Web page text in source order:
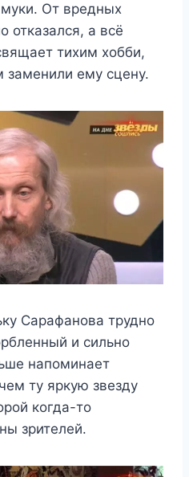
От вредных
отказался, а всё
тихим хобби,
заменили ему сцену.
Сарафанова трудно
и сильно
напоминает
ту яркую звезду
когда-то
зрителей.